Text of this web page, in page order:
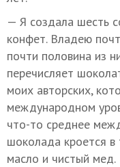
— Я создала шесть
конфет. Владею
почти половина из
перечисляет
моих авторских,
международном
что-то среднее
шоколада кроется в
масло и чистый мед.